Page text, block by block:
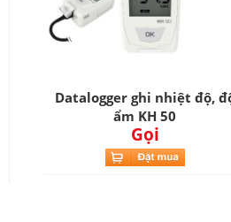
Datalogger ghi nhiệt độ,
ẩm KH 50
Gọi